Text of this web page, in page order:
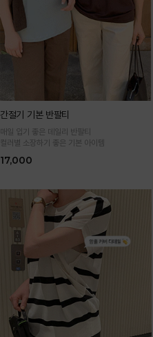
간절기 기본 반팔티
매일 입기 좋은 데일리 반팔티
컬러별 소장하기 좋은 기본 아이템
17,000